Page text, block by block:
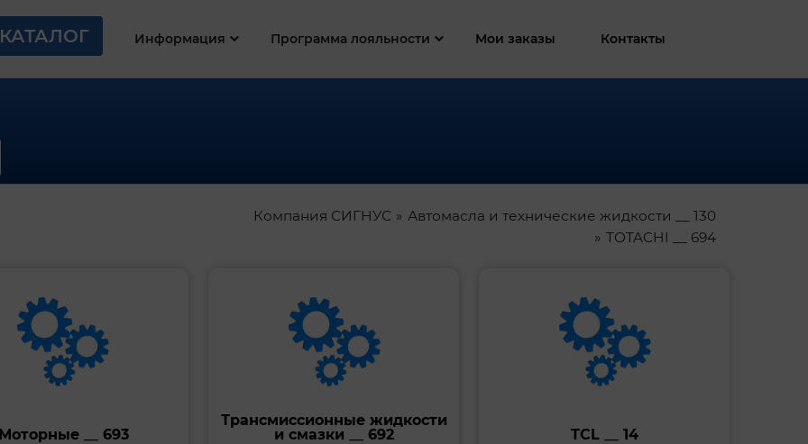
КАТАЛОГ Информация Программа лояльности Мои заказы Контакты
Компания СИГНУС
Автомасла и технические жидкости __ 130
TOTACHI __ 694
Моторные __ 693
Трансмиссионные жидкости
и смазки __ 692
TCL __ 14